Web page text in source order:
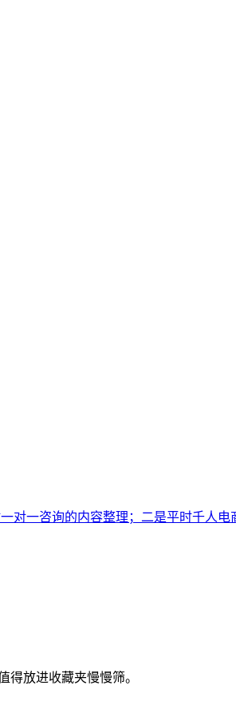
对一咨询的内容整理；二是平时千人
得放进收藏夹慢慢筛。